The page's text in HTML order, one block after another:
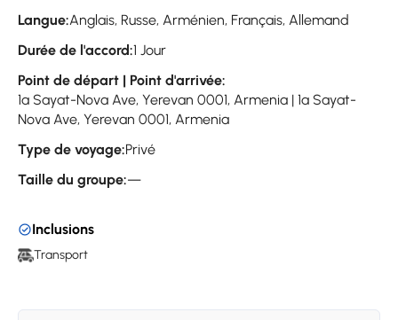
Langue:Anglais, Russe, Arménien, Français, Allemand
Durée de l'accord:1 Jour
Point de départ | Point d'arrivée:
1a Sayat-Nova Ave, Yerevan 0001, Armenia | 1a Sayat-
Nova Ave, Yerevan 0001, Armenia
Type de voyage:Privé
Taille du groupe:—
Inclusions
Transport